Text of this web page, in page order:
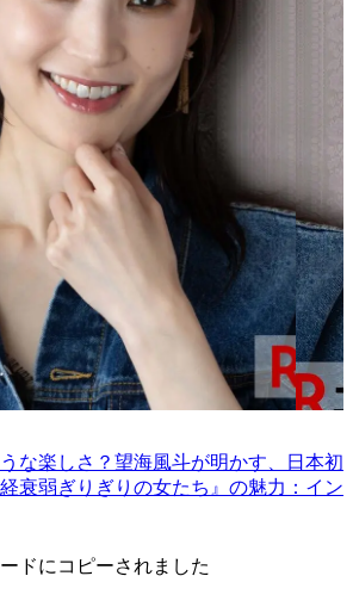
な楽しさ？望海風斗が明かす、日本初
衰弱ぎりぎりの女たち』の魅力：イン
ドにコピーされました